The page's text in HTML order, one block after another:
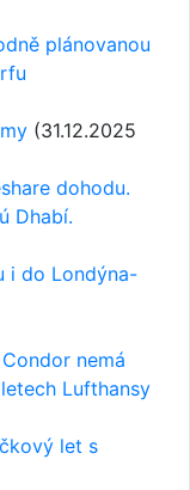
plánovanou
(31.12.2025
dohodu.
Dhabí.
i do Londýna-
nemá
Lufthansy
let s